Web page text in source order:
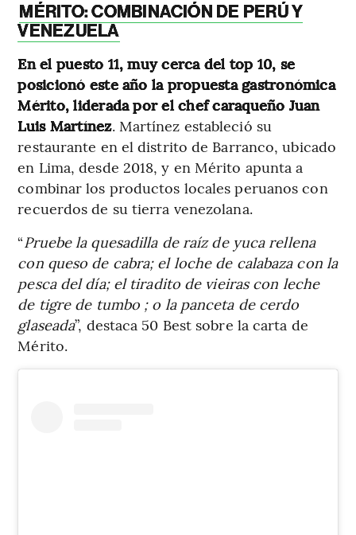
MÉRITO: COMBINACIÓN DE PERÚ Y
VENEZUELA
En el puesto 11, muy cerca del top 10, se
posicionó este año la propuesta gastronómica
Mérito, liderada por el chef caraqueño Juan
Luis Martínez. Martínez estableció su
restaurante en el distrito de Barranco, ubicado
en Lima, desde 2018, y en Mérito apunta a
combinar los productos locales peruanos con
recuerdos de su tierra venezolana.
“Pruebe la quesadilla de raíz de yuca rellena
con queso de cabra; el loche de calabaza con la
pesca del día; el tiradito de vieiras con leche
de tigre de tumbo ; o la panceta de cerdo
glaseada”, destaca 50 Best sobre la carta de
Mérito.